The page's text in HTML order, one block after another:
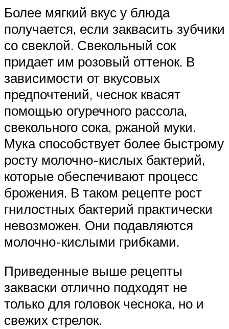
Более мягкий вкус у блюда
получается, если заквасить зубчики
со свеклой. Свекольный сок
придает им розовый оттенок. В
зависимости от вкусовых
предпочтений, чеснок квасят
помощью огуречного рассола,
свекольного сока, ржаной муки.
Мука способствует более быстрому
росту молочно-кислых бактерий,
которые обеспечивают процесс
брожения. В таком рецепте рост
гнилостных бактерий практически
невозможен. Они подавляются
молочно-кислыми грибками.
Приведенные выше рецепты
закваски отлично подходят не
только для головок чеснока, но и
свежих стрелок.